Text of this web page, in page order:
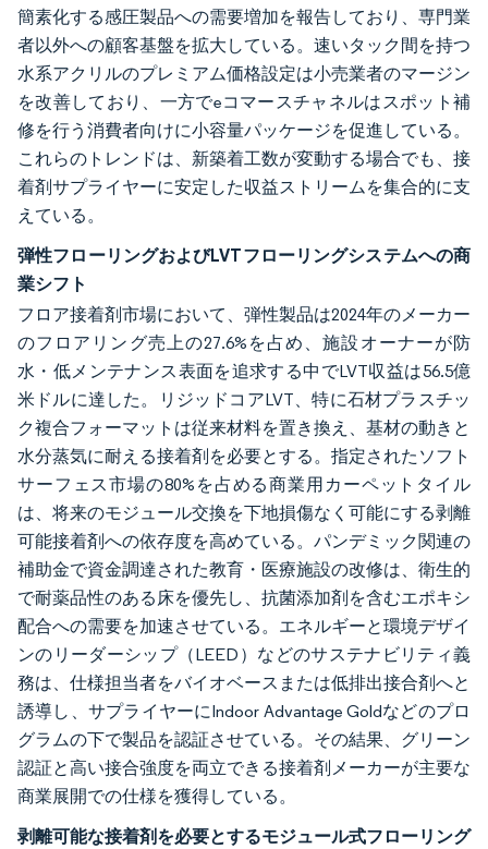
簡素化する感圧製品への需要増加を報告しており、専門業
者以外への顧客基盤を拡大している。速いタック間を持つ
水系アクリルのプレミアム価格設定は小売業者のマージン
を改善しており、一方でeコマースチャネルはスポット補
修を行う消費者向けに小容量パッケージを促進している。
これらのトレンドは、新築着工数が変動する場合でも、接
着剤サプライヤーに安定した収益ストリームを集合的に支
えている。
弾性フローリングおよびLVTフローリングシステムへの商
業シフト
フロア接着剤市場において、弾性製品は2024年のメーカー
のフロアリング売上の27.6%を占め、施設オーナーが防
水・低メンテナンス表面を追求する中でLVT収益は56.5億
米ドルに達した。リジッドコアLVT、特に石材プラスチッ
ク複合フォーマットは従来材料を置き換え、基材の動きと
水分蒸気に耐える接着剤を必要とする。指定されたソフト
サーフェス市場の80%を占める商業用カーペットタイル
は、将来のモジュール交換を下地損傷なく可能にする剥離
可能接着剤への依存度を高めている。パンデミック関連の
補助金で資金調達された教育・医療施設の改修は、衛生的
で耐薬品性のある床を優先し、抗菌添加剤を含むエポキシ
配合への需要を加速させている。エネルギーと環境デザイ
ンのリーダーシップ（LEED）などのサステナビリティ義
務は、仕様担当者をバイオベースまたは低排出接合剤へと
誘導し、サプライヤーにIndoor Advantage Goldなどのプロ
グラムの下で製品を認証させている。その結果、グリーン
認証と高い接合強度を両立できる接着剤メーカーが主要な
商業展開での仕様を獲得している。
剥離可能な接着剤を必要とするモジュール式フローリング